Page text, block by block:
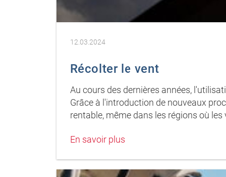
12.03.2024
Récolter le vent
Au cours des dernières années,
Grâce à l'introduction de nouveaux
rentable, même dans les régions où
En savoir plus